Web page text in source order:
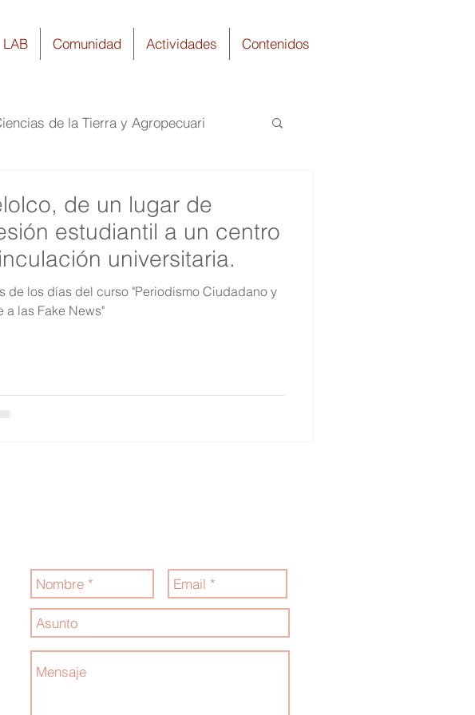
LAB Comunidad Actividades Contenidos
de la Tierra y Agropecuari
de un lugar de
estudiantil a un centro
universitaria.
de los días del curso "Periodismo Ciudadano y
a las Fake News"